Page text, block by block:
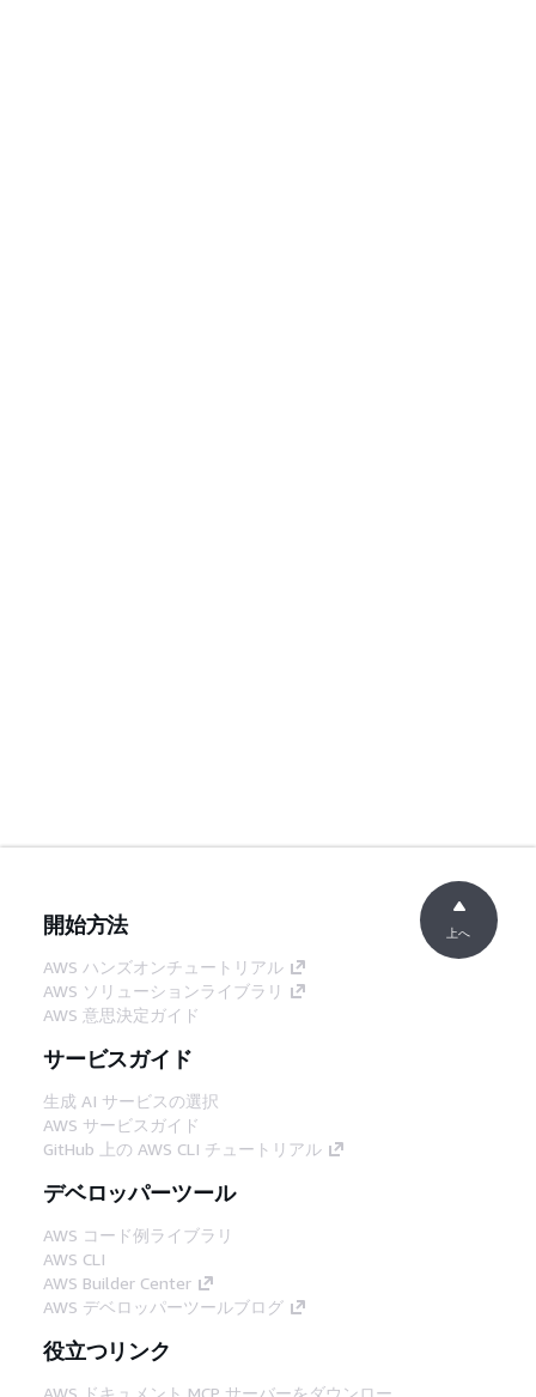
開始方法
AWS ハンズオンチュートリアル
AWS ソリューションライブラリ
AWS 意思決定ガイド
サービスガイド
生成 AI サービスの選択
AWS サービスガイド
GitHub 上の AWS CLI チュートリアル
デベロッパーツール
AWS コード例ライブラリ
AWS CLI
AWS Builder Center
AWS デベロッパーツールブログ
役立つリンク
AWS ドキュメント MCP サーバーをダウンロー
上へ